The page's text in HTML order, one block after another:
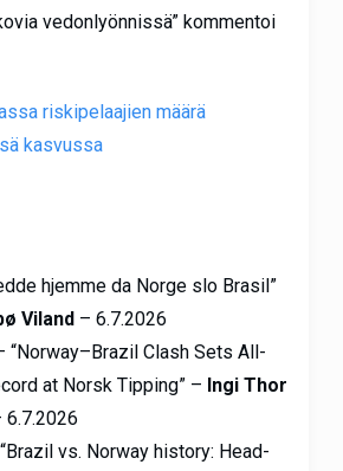
vedonlyönnissä” kommentoi
riskipelaajien määrä
kasvussa
hjemme da Norge slo Brasil”
Viland– 6.7.2026
“Norway–Brazil Clash Sets All-
at Norsk Tipping” – Ingi Thor
vs. Norway history: Head-